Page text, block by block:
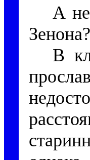
А
Зенона?
В